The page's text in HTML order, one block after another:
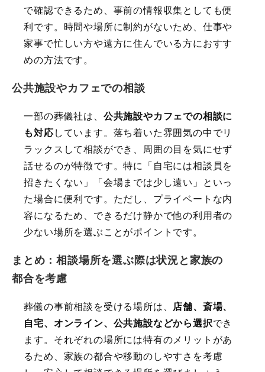
で確認できるため、事前の情報収集としても便
利です。時間や場所に制約がないため、仕事や
家事で忙しい方や遠方に住んでいる方におすす
めの方法です。
公共施設やカフェでの相談
一部の葬儀社は、 公共施設やカフェでの相談に
も対応 しています。落ち着いた雰囲気の中でリ
ラックスして相談ができ、周囲の目を気にせず
話せるのが特徴です。特に「自宅には相談員を
招きたくない」「会場までは少し遠い」といっ
た場合に便利です。ただし、プライベートな内
容になるため、できるだけ静かで他の利用者の
少ない場所を選ぶことがポイントです。
まとめ：相談場所を選ぶ際は状況と家族の
都合を考慮
葬儀の事前相談を受ける場所は、 店舗、斎場、
自宅、オンライン、公共施設などから選択でき
ます。それぞれの場所には特有のメリットがあ
るため、家族の都合や移動のしやすさを考慮